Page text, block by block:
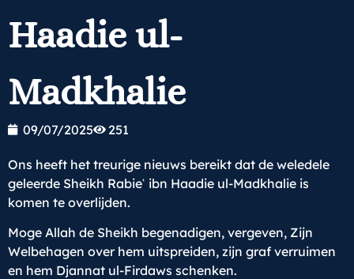
Haadie ul-
Madkhalie
09/07/2025 251
Ons heeft het treurige nieuws bereikt dat de weledele
geleerde Sheikh Rabieʿ ibn Haadie ul-Madkhalie is
komen te overlijden.
Moge Allah de Sheikh begenadigen, vergeven, Zijn
Welbehagen over hem uitspreiden, zijn graf verruimen
en hem Djannat ul-Firdaws schenken.